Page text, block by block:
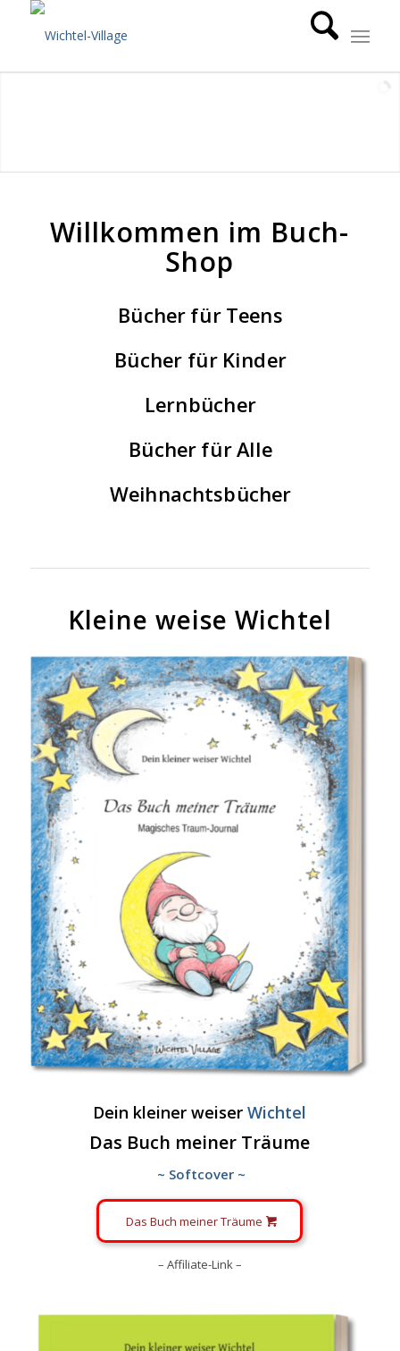
Willkommen im Buch-
Shop
Bücher für Teens
Bücher für Kinder
Lernbücher
Bücher für Alle
Weihnachtsbücher
Kleine weise Wichtel
Dein kleiner weiser Wichtel
Das Buch meiner Träume
~ Softcover ~
Das Buch meiner Träume
– Affiliate-Link –